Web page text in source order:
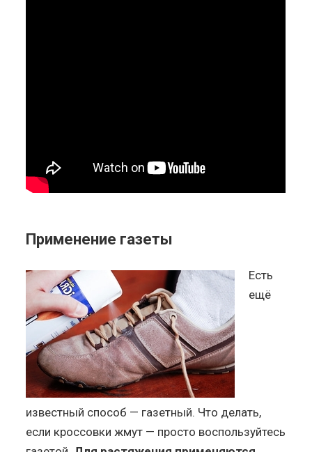
Применение газеты
Есть
ещё
известный способ — газетный. Что делать,
если кроссовки жмут — просто воспользуйтесь